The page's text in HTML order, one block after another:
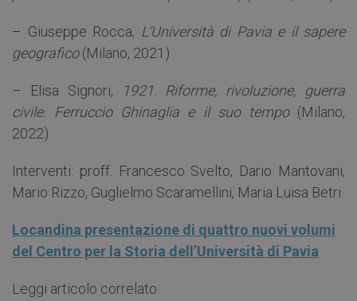
– Giuseppe Rocca, L’Università di Pavia e il sapere
geografico(Milano, 2021)
– Elisa Signori,
1921. Riforme, rivoluzione, guerra
civile. Ferruccio Ghinaglia e il suo tempo(Milano,
2022).
Interventi: proff. Francesco Svelto, Dario Mantovani,
Mario Rizzo, Guglielmo Scaramellini, Maria Luisa Betri.
Locandina presentazione di quattro nuovi volumi
del Centro per la Storia dell’Università di Pavia
Leggi articolo correlato: